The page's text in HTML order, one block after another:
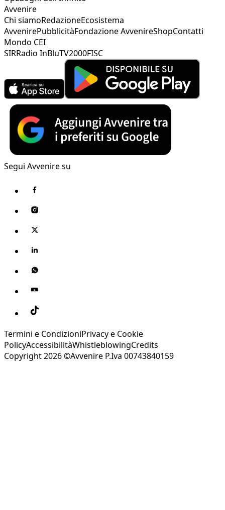
Avvenire
Chi siamoRedazioneEcosistema
AvvenirePubblicitàFondazione AvvenireShopContatti
Mondo CEI
SIRRadio InBluTV2000FISC
Segui Avvenire su
Termini e CondizioniPrivacy e Cookie
PolicyAccessibilitàWhistleblowingCredits
Copyright 2026 ©Avvenire P.Iva 00743840159